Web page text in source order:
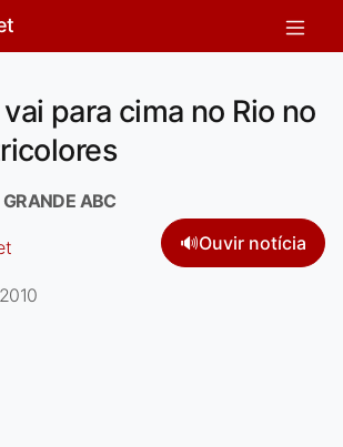
para cima no Rio no
ABC
🔊Ouvir notícia